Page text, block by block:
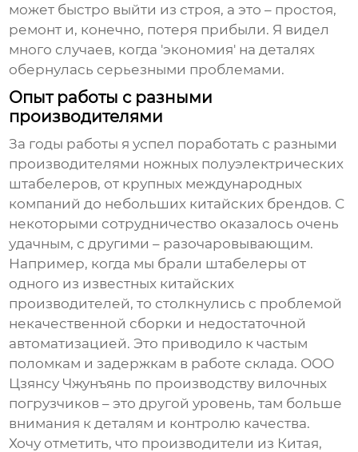
может быстро выйти из строя, а это – простоя,
ремонт и, конечно, потеря прибыли. Я видел
много случаев, когда 'экономия' на деталях
обернулась серьезными проблемами.
Опыт работы с разными
производителями
За годы работы я успел поработать с разными
производителями ножных полуэлектрических
штабелеров, от крупных международных
компаний до небольших китайских брендов. С
некоторыми сотрудничество оказалось очень
удачным, с другими – разочаровывающим.
Например, когда мы брали штабелеры от
одного из известных китайских
производителей, то столкнулись с проблемой
некачественной сборки и недостаточной
автоматизацией. Это приводило к частым
поломкам и задержкам в работе склада. ООО
Цзянсу Чжунъянь по производству вилочных
погрузчиков – это другой уровень, там больше
внимания к деталям и контролю качества.
Хочу отметить, что производители из Китая,